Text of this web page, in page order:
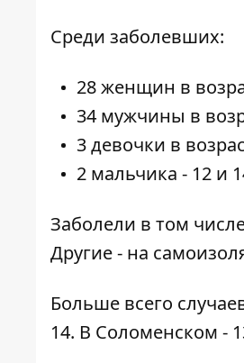
Среди заболевших:
28 женщин в
34 мужчины в
3 девочки в
2 мальчика - 12 и
Заболели в том
Другие - на
Больше всего
14. В Соломенском -